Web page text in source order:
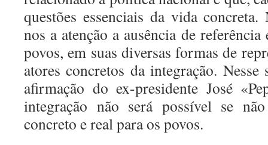
questões essenciais da vida concreta.
nos a atenção a ausência de referência
povos, em suas diversas formas de
atores concretos da integração. Nesse
afirmação do ex-presidente José
integração não será possível se
concreto e real para os povos.